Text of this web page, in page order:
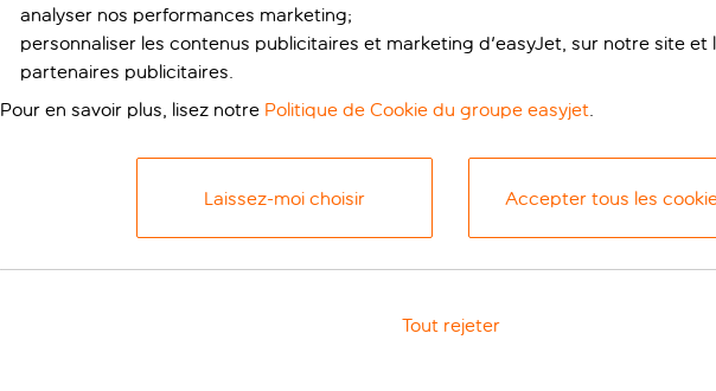
analyser nos performances marketing;
personnaliser les contenus publicitaires et marketing d'easyJet, sur notre site et
partenaires publicitaires.
Pour en savoir plus, lisez notre Politique de Cookie du groupe easyjet.
Laissez-moi choisir Accepter tous les
Tout rejeter